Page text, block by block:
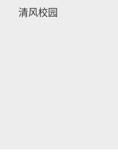
清风校园